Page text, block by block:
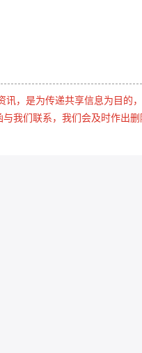
讯，是为传递共享信息为目
我们联系，我们会及时作出删